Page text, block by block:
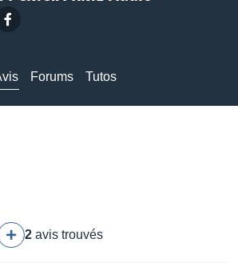
Forums Tutos
2 avis trouvés